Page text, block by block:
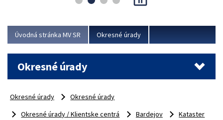
asociácie poisťovní (SLASPO) a Ministerstva vnútra SR.
Viac
Úvodná stránka MV SR Okresné úrady
Okresné úrady
Okresné úrady
Okresné úrady
Okresné úrady / Klientske centrá
Bardejov Kataster